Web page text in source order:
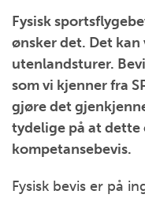
Fysisk
ønsker det. Det
utenlandsturer.
som vi kjenner fra
gjøre det
tydelige på at dette
kompetansebevis.
Fysisk bevis er på